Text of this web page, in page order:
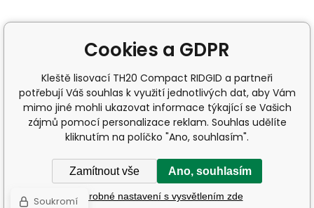
Cookies a GDPR
Kleště lisovací TH20 Compact RIDGID a partneři
potřebují Váš souhlas k využití jednotlivých dat, aby Vám
mimo jiné mohli ukazovat informace týkající se Vašich
zájmů pomocí personalizace reklam. Souhlas udělíte
kliknutím na políčko "Ano, souhlasím".
Zamítnout vše Ano, souhlasím
Podrobné nastavení s vysvětlením zde
Soukromí